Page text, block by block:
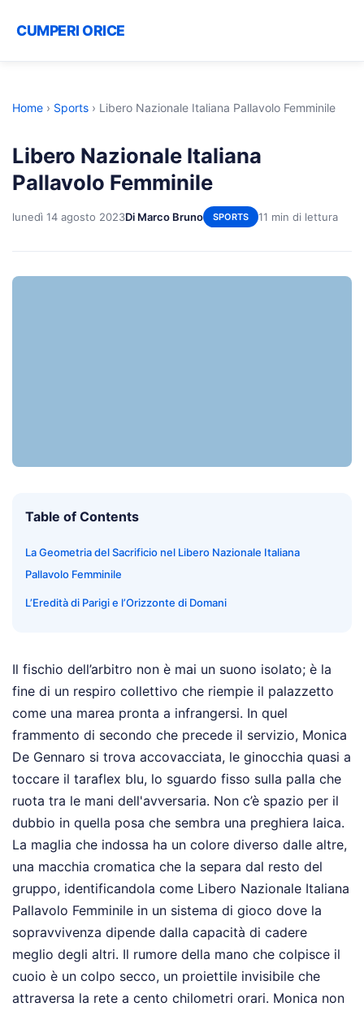
CUMPERI ORICE
Home › Sports › Libero Nazionale Italiana Pallavolo Femminile
Libero Nazionale Italiana
Pallavolo Femminile
lunedì 14 agosto 2023Di Marco Bruno SPORTS 11 min di lettura
Table of Contents
La Geometria del Sacrificio nel Libero Nazionale Italiana
Pallavolo Femminile
L’Eredità di Parigi e l’Orizzonte di Domani
Il fischio dell’arbitro non è mai un suono isolato; è la
fine di un respiro collettivo che riempie il palazzetto
come una marea pronta a infrangersi. In quel
frammento di secondo che precede il servizio, Monica
De Gennaro si trova accovacciata, le ginocchia quasi a
toccare il taraflex blu, lo sguardo fisso sulla palla che
ruota tra le mani dell'avversaria. Non c’è spazio per il
dubbio in quella posa che sembra una preghiera laica.
La maglia che indossa ha un colore diverso dalle altre,
una macchia cromatica che la separa dal resto del
gruppo, identificandola come Libero Nazionale Italiana
Pallavolo Femminile in un sistema di gioco dove la
sopravvivenza dipende dalla capacità di cadere
meglio degli altri. Il rumore della mano che colpisce il
cuoio è un colpo secco, un proiettile invisibile che
attraversa la rete a cento chilometri orari. Monica non